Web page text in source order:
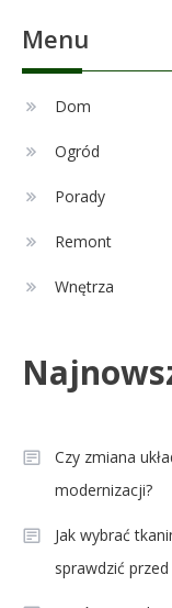
Menu
Dom
Ogród
Porady
Remont
Wnętrza
Czy zmiana
modernizacji?
Jak wybrać
sprawdzić